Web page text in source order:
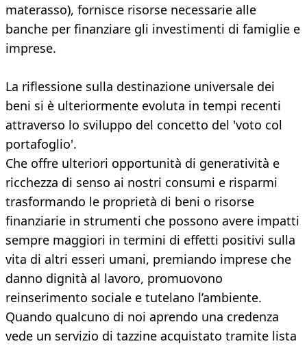
materasso), fornisce risorse necessarie alle
banche per finanziare gli investimenti di famiglie e
imprese.
La riflessione sulla destinazione universale dei
beni si è ulteriormente evoluta in tempi recenti
attraverso lo sviluppo del concetto del 'voto col
portafoglio'.
Che offre ulteriori opportunità di generatività e
ricchezza di senso ai nostri consumi e risparmi
trasformando le proprietà di beni o risorse
finanziarie in strumenti che possono avere impatti
sempre maggiori in termini di effetti positivi sulla
vita di altri esseri umani, premiando imprese che
danno dignità al lavoro, promuovono
reinserimento sociale e tutelano l’ambiente.
Quando qualcuno di noi aprendo una credenza
vede un servizio di tazzine acquistato tramite lista